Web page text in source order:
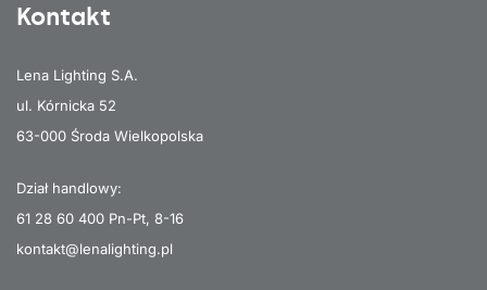
Kontakt
Lena Lighting S.A.
ul. Kórnicka 52
63-000 Środa Wielkopolska
Dział handlowy:
61 28 60 400 Pn-Pt, 8-16
kontakt@lenalighting.pl